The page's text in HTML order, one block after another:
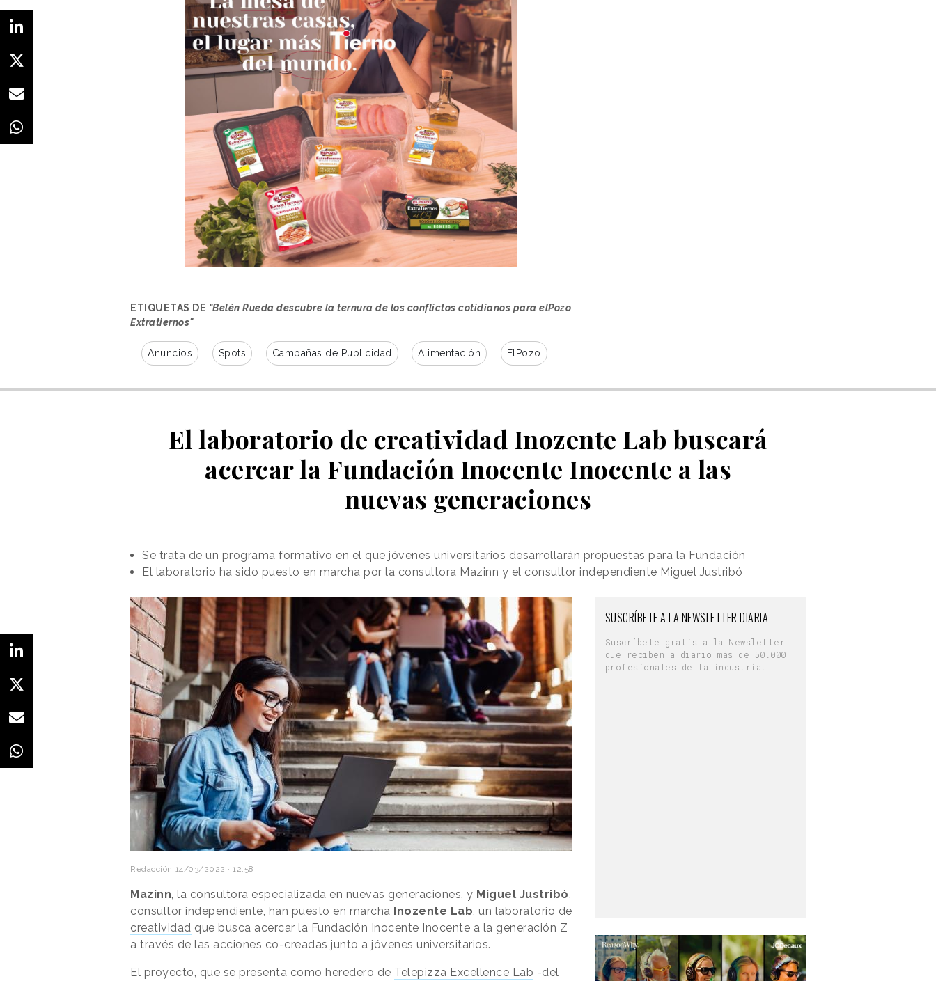
ETIQUETAS DE "Belén Rueda descubre la ternura de los conflictos cotidianos para elPozo
Extratiernos"
Anuncios Spots Campañas de Publicidad Alimentación ElPozo
El laboratorio de creatividad Inozente Lab buscará
acercar la Fundación Inocente Inocente a las
nuevas generaciones
Se trata de un programa formativo en el que jóvenes universitarios desarrollarán propuestas para la Fundación
El laboratorio ha sido puesto en marcha por la consultora Mazinn y el consultor independiente Miguel Justribó
Redacción 14/03/2022 · 12:58
Mazinn, la consultora especializada en nuevas generaciones, y Miguel Justribó,
consultor independiente, han puesto en marcha Inozente Lab, un laboratorio de
creatividad que busca acercar la Fundación Inocente Inocente a la generación Z
a través de las acciones co-creadas junto a jóvenes universitarios.
El proyecto, que se presenta como heredero de Telepizza Excellence Lab -del
SUSCRÍBETE A LA NEWSLETTER DIARIA
Suscríbete gratis a la Newsletter
que reciben a diario más de 50.000
profesionales de la industria.